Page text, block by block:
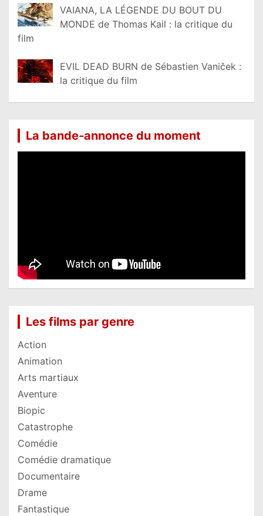
VAIANA, LA LÉGENDE DU BOUT DU
MONDE de Thomas Kail : la critique du
film
EVIL DEAD BURN de Sébastien Vaniček :
la critique du film
La bande-annonce du moment
Les films par genre
Action
Animation
Arts martiaux
Aventure
Biopic
Catastrophe
Comédie
Comédie dramatique
Documentaire
Drame
Fantastique